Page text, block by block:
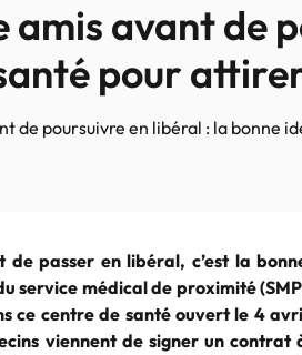
avant de
pour
de poursuivre en libéral : la bonne
passer en libéral, c’est la
service médical de proximité
ce centre de santé ouvert le 4
viennent de signer un contrat